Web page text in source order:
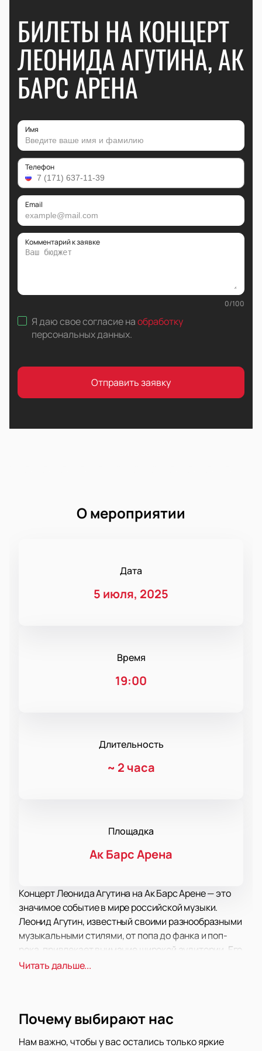
БИЛЕТЫ НА КОНЦЕРТ
ЛЕОНИДА АГУТИНА, АК
БАРС АРЕНА
Имя
Телефон
Email
Комментарий к заявке
0/100
Я даю свое согласие наобработку
персональных данных.
Отправить заявку
О мероприятии
Дата
5 июля, 2025
Время
19:00
Длительность
~ 2 часа
Площадка
Ак Барс Арена
Концерт Леонида Агутина на Ак Барс Арене — это
значимое событие в мире российской музыки.
Леонид Агутин, известный своими разнообразными
музыкальными стилями, от попа до фанка и поп-
рока, привлекает внимание широкой аудитории. Его
музыкальные достижения включают в себя 10
современной сцены.
известных хитов, так и новых композиций.
Читать дальше...
Почему выбирают нас
Нам важно, чтобы у вас остались только яркие